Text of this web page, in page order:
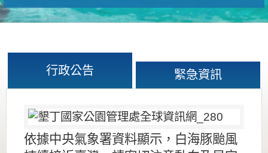
行政公告 緊急資訊
依據中央氣象署資料顯示，白海豚颱風